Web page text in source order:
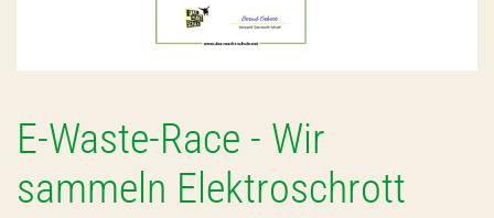
E-Waste-Race - Wir
sammeln Elektroschrott